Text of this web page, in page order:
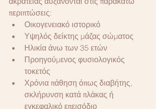
περιπτώσεις:
Οικογενειακό ιστορικό
Υψηλός δείκτης μάζας σώματος
Ηλικία άνω των 35 ετών
Προηγούμενος φυσιολογικός
τοκετός
Χρόνια πάθηση όπως διαβήτης,
σκλήρυνση κατά πλάκας ή
εγκεφαλικό επεισόδιο